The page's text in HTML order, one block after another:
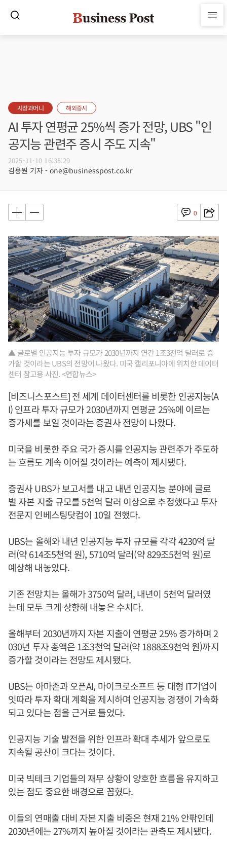
시장과머니 해외증시
AI 투자 연평균 25%씩 증가 전망, UBS "인
공지능 관련주 증시 주도 지속"
2025-11-10 16:35:29
김용원 기자 - one@businesspost.co.kr
0
▲ 글로벌 인공지능 투자 규모가 2030년까지 연간 1조3천억 달러로 증
가할 것이라는 UBS의 전망이 나왔다. 미국 캘리포니아에 위치한 데이터
센터 참고용 사진. <연합뉴스>
[비즈니스포스트] 전 세계 데이터센터를 비롯한 인공지능(A
I) 인프라 투자 규모가 2030년까지 연평균 25%에 이르는
증가세를 보일 것이라는 증권사 전망이 나왔다.
미국을 비롯한 주요 국가 증시를 인공지능 관련주가 주도하
는 흐름도 계속 이어질 것이라는 예측이 제시됐다.
증권사 UBS가 보고서를 내고 내년 인공지능 분야에 글로
벌 자본 지출 규모를 5천억 달러 이상으로 추정했다고 투자
전문지 인베스팅닷컴이 10일 전했다.
UBS는 올해와 내년 인공지능 투자 규모를 각각 4230억 달
러(약 614조5천억 원), 5710억 달러(약 829조5천억 원)로
예상해 내놓았다.
기존 전망치는 올해가 3750억 달러, 내년이 5천억 달러였
는데 모두 크게 상향해 내놓은 수치다.
올해부터 2030년까지 자본 지출이 연평균 25% 증가하며 2
030년 투자 총액은 1조3천억 달러(약 1888조9천억 원)까지
증가할 것이라는 전망도 제시됐다.
UBS는 아마존과 오픈AI, 마이크로소프트 등 대형 IT기업이
잇따라 투자 확대 계획을 제시하며 인공지능 경쟁이 가속화
되고 있다는 점을 근거로 들었다.
인공지능 기술 발전을 위한 인프라 확대 추세가 앞으로도
지속될 공산이 크다는 것이다.
미국 빅테크 기업들의 재무 상황이 양호한 흐름을 유지하고
있는 점도 중요한 배경으로 꼽혔다.
이들의 연매출 대비 자본 지출 비중은 현재 21% 안팎인데
2030년에는 27%까지 높아질 것이라는 관측도 제시됐다.